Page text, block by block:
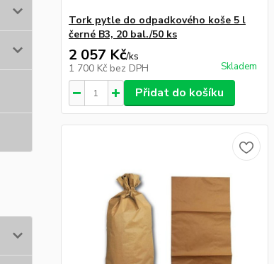
Tork pytle do odpadkového koše 5 l
černé B3, 20 bal./50 ks
2 057 Kč/ks
1 700 Kč bez DPH Skladem
Přidat do košíku